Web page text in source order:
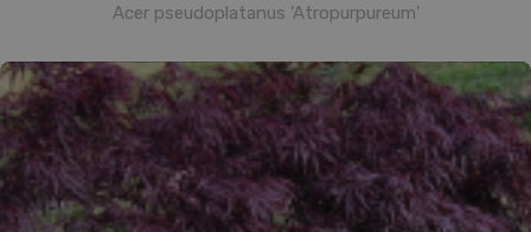
Acer pseudoplatanus 'Atropurpureum'